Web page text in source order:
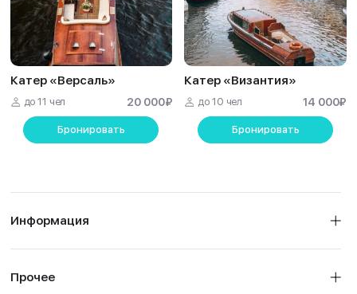
Катер «Версаль»
до 11 чел 20 000₽
Бронировать
Катер «Византия»
до 10 чел 14 000₽
Бронировать
Информация
Прочее